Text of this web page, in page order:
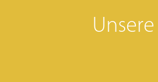
Unsere